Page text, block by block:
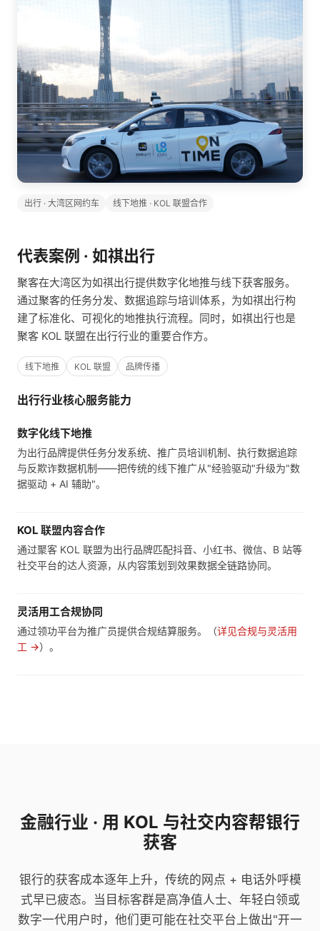
出行 · 大湾区网约车 线下地推 · KOL 联盟合作
代表案例 · 如祺出行
聚客在大湾区为如祺出行提供数字化地推与线下获客服务。
通过聚客的任务分发、数据追踪与培训体系，为如祺出行构
建了标准化、可视化的地推执行流程。同时，如祺出行也是
聚客 KOL 联盟在出行行业的重要合作方。
线下地推 KOL 联盟 品牌传播
出行行业核心服务能力
数字化线下地推
为出行品牌提供任务分发系统、推广员培训机制、执行数据追踪
与反欺诈数据机制——把传统的线下推广从"经验驱动"升级为"数
据驱动 + AI 辅助"。
KOL 联盟内容合作
通过聚客 KOL 联盟为出行品牌匹配抖音、小红书、微信、B 站等
社交平台的达人资源，从内容策划到效果数据全链路协同。
灵活用工合规协同
通过领功平台为推广员提供合规结算服务。（详见合规与灵活用
工 →）。
金融行业 · 用 KOL 与社交内容帮银行
获客
银行的获客成本逐年上升，传统的网点 + 电话外呼模
式早已疲态。当目标客群是高净值人士、年轻白领或
数字一代用户时，他们更可能在社交平台上做出"开一